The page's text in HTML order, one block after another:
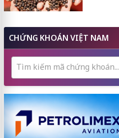
CHỨNG KHOÁN VIỆT NAM
Tìm kiếm mã chứng khoán...